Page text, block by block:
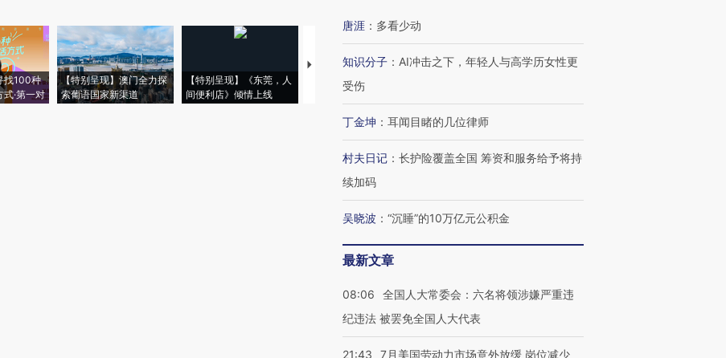
找100种
·第一对
【特别呈现】澳门全力探
索葡语国家新渠道
【特别呈现】《东莞，人
间便利店》倾情上线
【推广】走进第四届链博
会，让数智科技“链”接产
【商旅对话】华住集团
唐涯 ： 多看少动
知识分子 ： AI冲击之下，年轻人与高学历女性更
受伤
丁金坤 ： 耳闻目睹的几位律师
村夫日记 ： 长护险覆盖全国 筹资和服务给予将持
续加码
吴晓波 ： “沉睡”的10万亿元公积金
最新文章
08:06
全国人大常委会：六名将领涉嫌严重违
纪违法 被罢免全国人大代表
21:43
7月美国劳动力市场意外放缓 岗位减少